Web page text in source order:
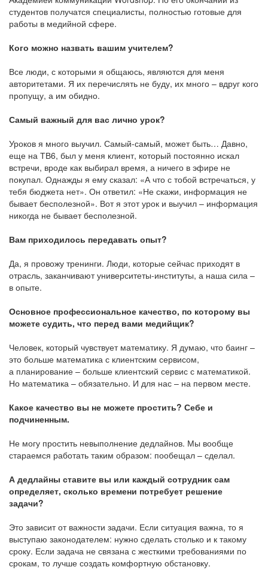
студентов получатся специалисты, полностью готовые для
работы в медийной сфере.
Кого можно назвать вашим учителем?
Все люди, с которыми я общаюсь, являются для меня
авторитетами. Я их перечислять не буду, их много – вдруг кого
пропущу, а им обидно.
Самый важный для вас лично урок?
Уроков я много выучил. Самый-самый, может быть… Давно,
еще на ТВ6, был у меня клиент, который постоянно искал
встречи, вроде как выбирал время, а ничего в эфире не
покупал. Однажды я ему сказал: «А что с тобой встречаться, у
тебя бюджета нет». Он ответил: «Не скажи, информация не
бывает бесполезной». Вот я этот урок и выучил – информация
никогда не бывает бесполезной.
Вам приходилось передавать опыт?
Да, я провожу тренинги. Люди, которые сейчас приходят в
отрасль, заканчивают университеты-институты, а наша сила –
в опыте.
Основное профессиональное качество, по которому вы
можете судить, что перед вами медийщик?
Человек, который чувствует математику. Я думаю, что баинг –
это больше математика с клиентским сервисом,
а планирование – больше клиентский сервис с математикой.
Но математика – обязательно. И для нас – на первом месте.
Какое качество вы не можете простить? Себе и
подчиненным.
Не могу простить невыполнение дедлайнов. Мы вообще
стараемся работать таким образом: пообещал – сделал.
А дедлайны ставите вы или каждый сотрудник сам
определяет, сколько времени потребует решение
задачи?
Это зависит от важности задачи. Если ситуация важна, то я
выступаю законодателем: нужно сделать столько и к такому
сроку. Если задача не связана с жесткими требованиями по
срокам, то лучше создать комфортную обстановку.